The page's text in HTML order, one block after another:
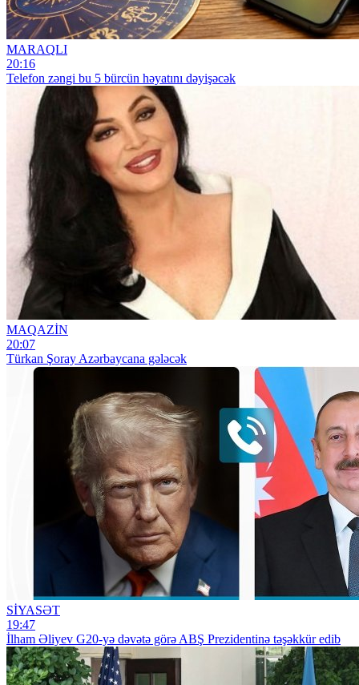
MARAQLI
20:16
Telefon zəngi bu 5 bürcün həyatını dəyişəcək
MAQAZİN
20:07
Türkan Şoray Azərbaycana gələcək
SİYASƏT
19:47
İlham Əliyev G20-yə dəvətə görə ABŞ Prezidentinə təşəkkür edib